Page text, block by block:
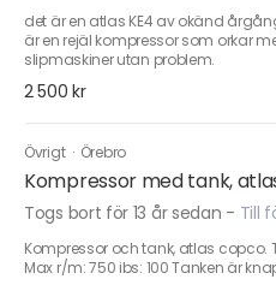
det är en atlas KE4 av okänd
är en rejäl kompressor som orkar
slipmaskiner utan problem.
2 500 kr
Övrigt · Örebro
Kompressor med tank,
Togs bort för 13 år sedan - Till
Kompressor och tank, atlas copco.
Max r/m: 750 ibs: 100 Tanken är